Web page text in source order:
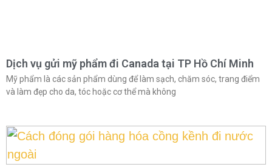
Dịch vụ gửi mỹ phẩm đi Canada tại TP Hồ Chí Minh
Mỹ phẩm là các sản phẩm dùng để làm sạch, chăm sóc, trang điểm
và làm đẹp cho da, tóc hoặc cơ thể mà không